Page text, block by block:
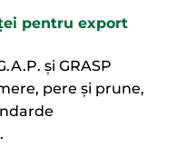
pentru export
și GRASP
pere și prune,